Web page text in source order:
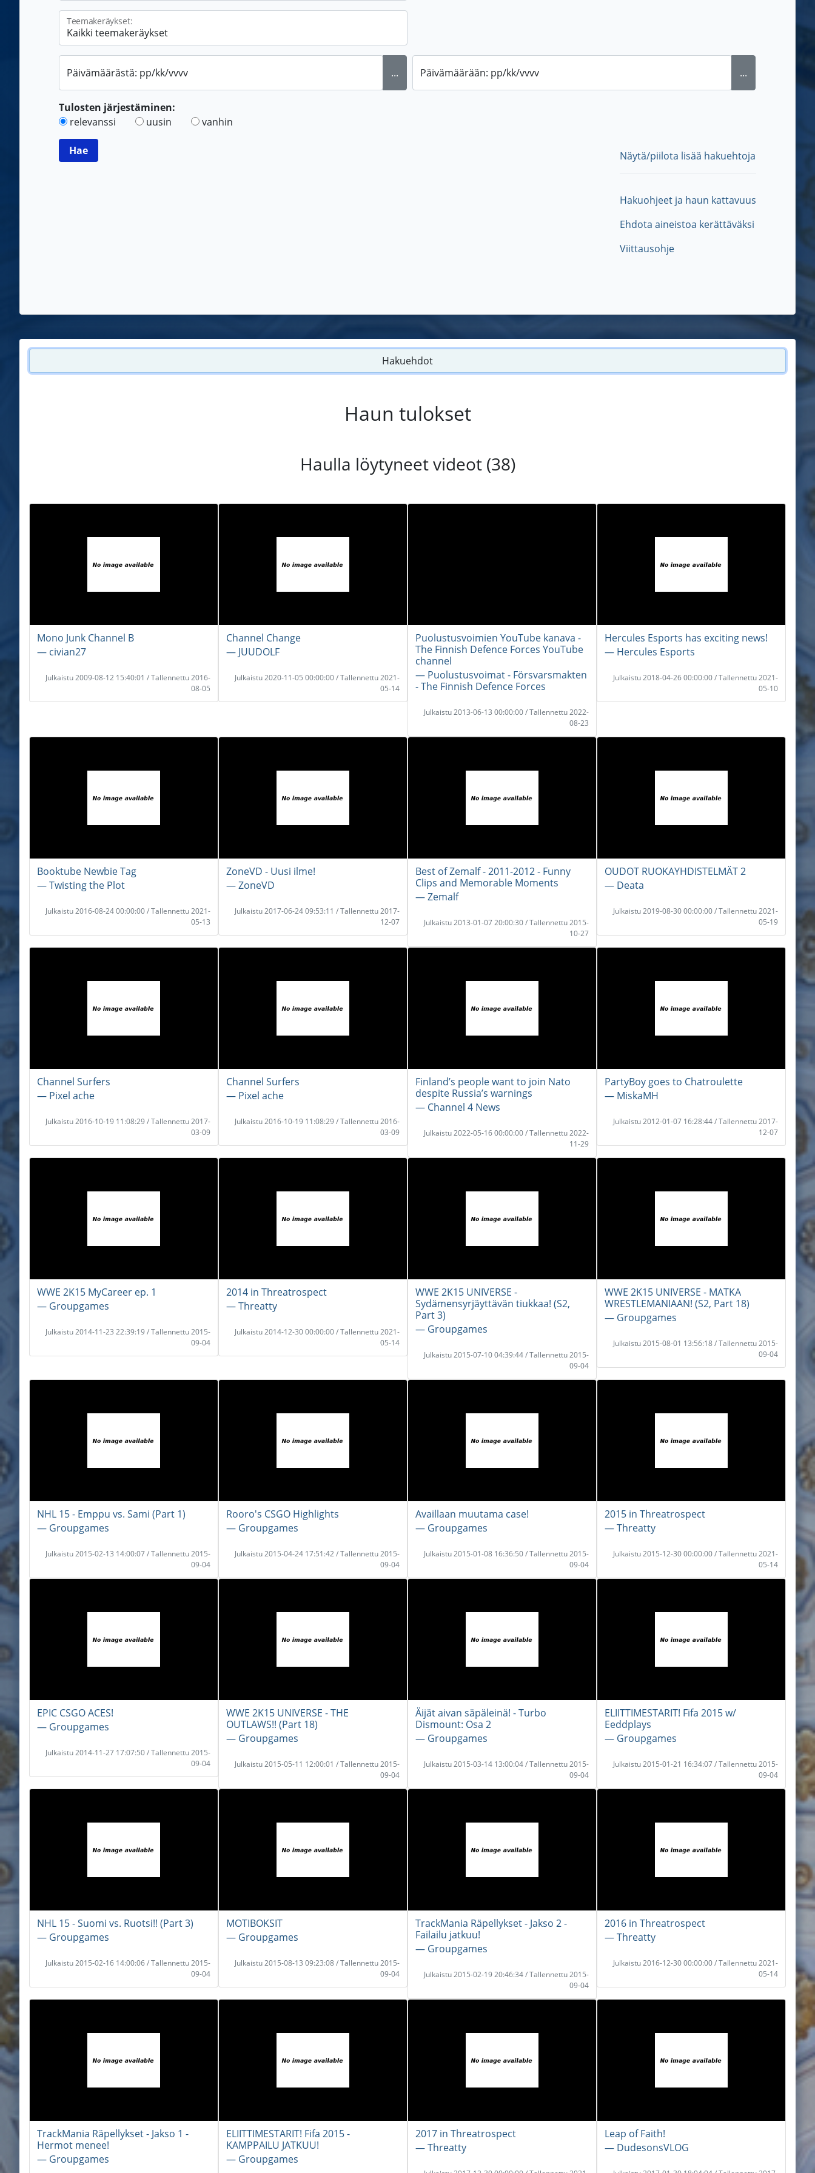
Teemakeräykset:
Päivämäärästä: pp/kk/vvvv ... Päivämäärään: pp/kk/vvvv ...
Tulosten järjestäminen:
relevanssi
uusin vanhin
Näytä/piilota lisää hakuehtoja
Hakuohjeet ja haun kattavuus
Ehdota aineistoa kerättäväksi
Viittausohje
Hakuehdot
Haun tulokset
Haulla löytyneet videot (38)
Mono Junk Channel B
― civian27
Julkaistu 2009-08-12 15:40:01 / Tallennettu 2016-
08-05
Channel Change
― JUUDOLF
Julkaistu 2020-11-05 00:00:00 / Tallennettu 2021-
05-14
Puolustusvoimien YouTube kanava -
The Finnish Defence Forces YouTube
channel
― Puolustusvoimat - Försvarsmakten
- The Finnish Defence Forces
Julkaistu 2013-06-13 00:00:00 / Tallennettu 2022-
08-23
Hercules Esports has exciting news!
― Hercules Esports
Julkaistu 2018-04-26 00:00:00 / Tallennettu 2021-
05-10
Booktube Newbie Tag
― Twisting the Plot
Julkaistu 2016-08-24 00:00:00 / Tallennettu 2021-
05-13
ZoneVD - Uusi ilme!
― ZoneVD
Julkaistu 2017-06-24 09:53:11 / Tallennettu 2017-
12-07
Best of Zemalf - 2011-2012 - Funny
Clips and Memorable Moments
― Zemalf
Julkaistu 2013-01-07 20:00:30 / Tallennettu 2015-
10-27
OUDOT RUOKAYHDISTELMÄT 2
― Deata
Julkaistu 2019-08-30 00:00:00 / Tallennettu 2021-
05-19
Channel Surfers
― Pixel ache
Julkaistu 2016-10-19 11:08:29 / Tallennettu 2017-
03-09
Channel Surfers
― Pixel ache
Julkaistu 2016-10-19 11:08:29 / Tallennettu 2016-
03-09
Finland’s people want to join Nato
despite Russia’s warnings
― Channel 4 News
Julkaistu 2022-05-16 00:00:00 / Tallennettu 2022-
11-29
PartyBoy goes to Chatroulette
― MiskaMH
Julkaistu 2012-01-07 16:28:44 / Tallennettu 2017-
12-07
WWE 2K15 MyCareer ep. 1
― Groupgames
Julkaistu 2014-11-23 22:39:19 / Tallennettu 2015-
09-04
2014 in Threatrospect
― Threatty
Julkaistu 2014-12-30 00:00:00 / Tallennettu 2021-
05-14
WWE 2K15 UNIVERSE -
Sydämensyrjäyttävän tiukkaa! (S2,
Part 3)
― Groupgames
Julkaistu 2015-07-10 04:39:44 / Tallennettu 2015-
09-04
WWE 2K15 UNIVERSE - MATKA
WRESTLEMANIAAN! (S2, Part 18)
― Groupgames
Julkaistu 2015-08-01 13:56:18 / Tallennettu 2015-
09-04
NHL 15 - Emppu vs. Sami (Part 1)
― Groupgames
Julkaistu 2015-02-13 14:00:07 / Tallennettu 2015-
09-04
Rooro's CSGO Highlights
― Groupgames
Julkaistu 2015-04-24 17:51:42 / Tallennettu 2015-
09-04
Availlaan muutama case!
― Groupgames
Julkaistu 2015-01-08 16:36:50 / Tallennettu 2015-
09-04
2015 in Threatrospect
― Threatty
Julkaistu 2015-12-30 00:00:00 / Tallennettu 2021-
05-14
EPIC CSGO ACES!
― Groupgames
Julkaistu 2014-11-27 17:07:50 / Tallennettu 2015-
09-04
WWE 2K15 UNIVERSE - THE
OUTLAWS!! (Part 18)
― Groupgames
Julkaistu 2015-05-11 12:00:01 / Tallennettu 2015-
09-04
Äijät aivan säpäleinä! - Turbo
Dismount: Osa 2
― Groupgames
Julkaistu 2015-03-14 13:00:04 / Tallennettu 2015-
09-04
ELIITTIMESTARIT! Fifa 2015 w/
Eeddplays
― Groupgames
Julkaistu 2015-01-21 16:34:07 / Tallennettu 2015-
09-04
NHL 15 - Suomi vs. Ruotsi!! (Part 3)
― Groupgames
Julkaistu 2015-02-16 14:00:06 / Tallennettu 2015-
09-04
MOTIBOKSIT
― Groupgames
Julkaistu 2015-08-13 09:23:08 / Tallennettu 2015-
09-04
TrackMania Räpellykset - Jakso 2 -
Failailu jatkuu!
― Groupgames
Julkaistu 2015-02-19 20:46:34 / Tallennettu 2015-
09-04
2016 in Threatrospect
― Threatty
Julkaistu 2016-12-30 00:00:00 / Tallennettu 2021-
05-14
TrackMania Räpellykset - Jakso 1 -
Hermot menee!
― Groupgames
ELIITTIMESTARIT! Fifa 2015 -
KAMPPAILU JATKUU!
― Groupgames
2017 in Threatrospect
― Threatty
Leap of Faith!
― DudesonsVLOG